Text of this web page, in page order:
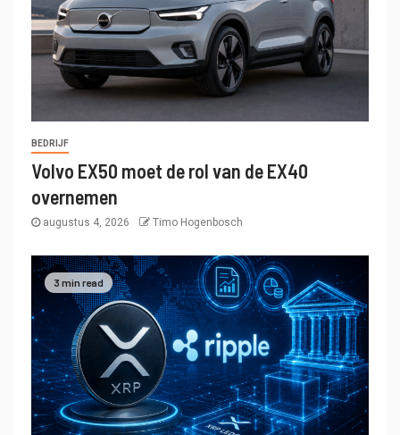
BEDRIJF
Volvo EX50 moet de rol van de EX40
overnemen
augustus 4, 2026 Timo Hogenbosch
3 min read